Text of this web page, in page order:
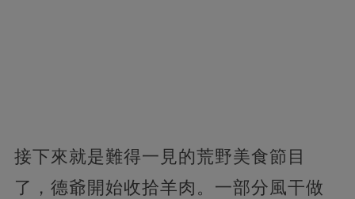
接下來就是難得一見的荒野美食節目
了，德爺開始收拾羊肉。一部分風干做